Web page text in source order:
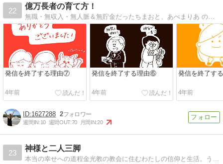
22
億万長者の育て方！
無職・無収入・無人脈＆無貯金だったちまおと、あべまりあ の億万長者への軌跡
発信を終了する理由⑦
4年前
発信を終了する理由⑥
4年前
発信を終了す
4年前
1627288 2
週間IN:10 週間OUT:70 月間IN:20
23
神様と二人三脚